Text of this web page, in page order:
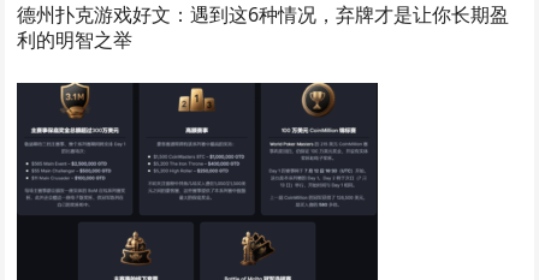
德州扑克游戏好文：遇到这6种情况，弃牌才是让你长期盈
利的明智之举